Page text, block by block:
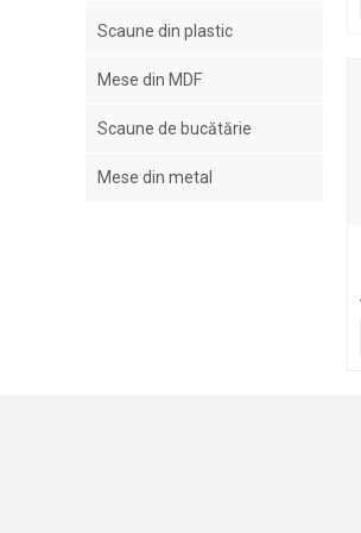
Scaune din plastic
Mese din MDF
Scaune de bucătărie
Mese din metal